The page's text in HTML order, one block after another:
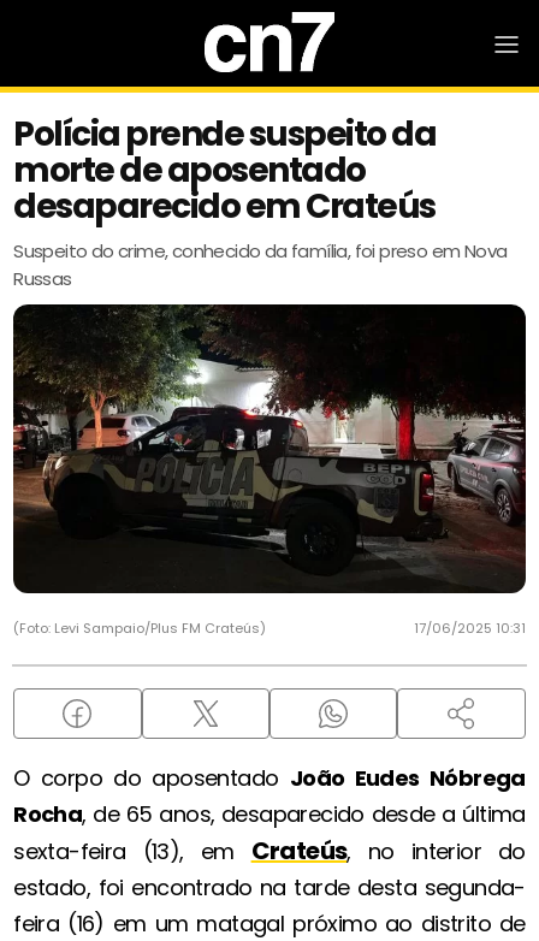
Polícia prende suspeito da
morte de aposentado
desaparecido em Crateús
Suspeito do crime, conhecido da família, foi preso em Nova
Russas
(Foto: Levi Sampaio/Plus FM Crateús) 17/06/2025 10:31
O corpo do aposentado João Eudes Nóbrega
Rocha, de 65 anos, desaparecido desde a última
sexta-feira (13), em Crateús, no interior do
estado, foi encontrado na tarde desta segunda-
feira (16) em um matagal próximo ao distrito de